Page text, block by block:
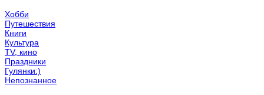
Хобби
Путешествия
Книги
Культура
TV, кино
Праздники
Гулянки:)
Непознанное